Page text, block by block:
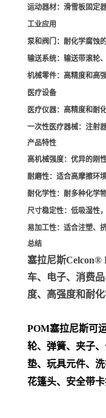
运动器材：滑雪板固定
工业应用
泵和阀门 ：耐化学腐蚀
输送系统：输送带滚轮
机械零件：高精度和高
医疗设备
医疗仪器：高精度和耐
一次性医疗器械：注射
产品特性
高机械强度：优异的刚
耐磨性：适合高摩擦环境
耐化学性：耐多种化学物
尺寸稳定性：低吸湿性
易加工性：适合注塑、
总结
塞拉尼斯Celcon®
车、电子、消费
度、高强度和耐化
POM塞拉尼斯可
轮、弹簧、夹子、
垫、玩具元件、
花篷头、安全带